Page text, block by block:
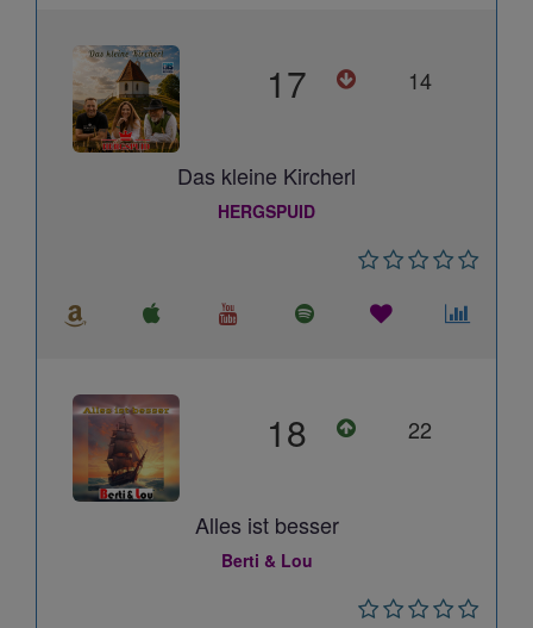
17 14
Das kleine Kircherl
HERGSPUID
18 22
Alles ist besser
Berti & Lou